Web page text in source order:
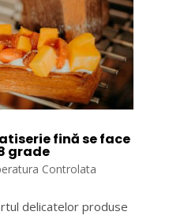
fină se face
grade
Controlata
delicatelor produse